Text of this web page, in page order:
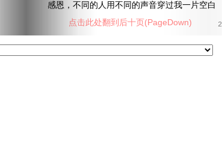
感恩，不同的人用不同的声音穿过我一片空白
2
点击此处翻到后十页(PageDown)